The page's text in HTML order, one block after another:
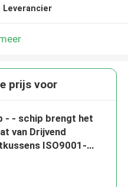
Leverancier
prijs voor
- - schip brengt het
van Drijvend
ISO9001-